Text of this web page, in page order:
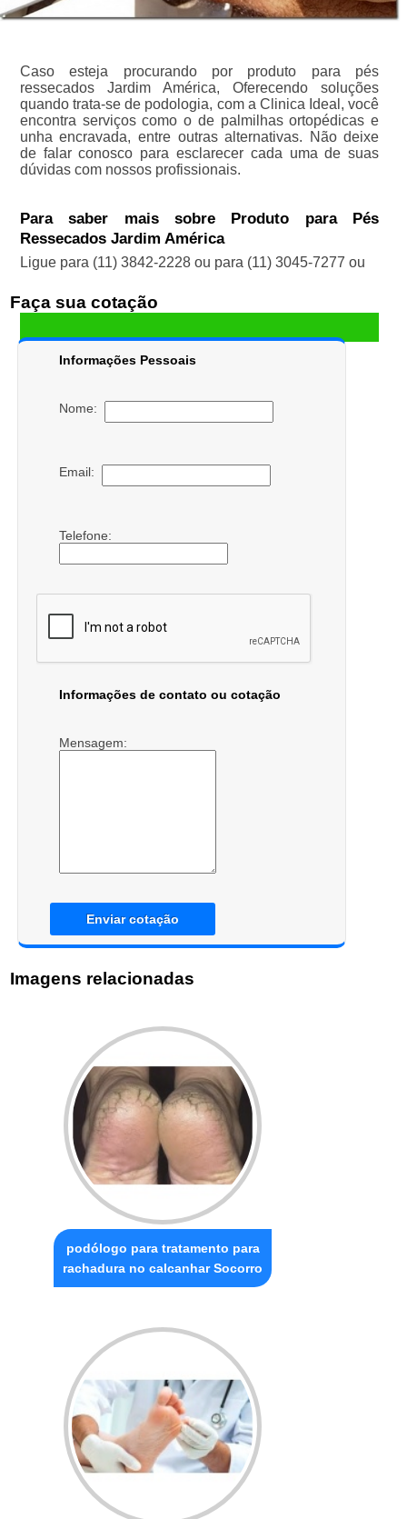
Caso esteja procurando por produto para pés
ressecados Jardim América, Oferecendo soluções
quando trata-se de podologia, com a Clinica Ideal, você
encontra serviços como o de palmilhas ortopédicas e
unha encravada, entre outras alternativas. Não deixe
de falar conosco para esclarecer cada uma de suas
dúvidas com nossos profissionais.
Para saber mais sobre Produto para Pés
Ressecados Jardim América
Ligue para (11) 3842-2228ou para (11) 3045-7277 ou
Faça sua cotação
Informações Pessoais
Nome:
Email:
Telefone:
Informações de contato ou cotação
Mensagem:
Enviar cotação
Imagens relacionadas
podólogo para tratamento para
rachadura no calcanhar Socorro